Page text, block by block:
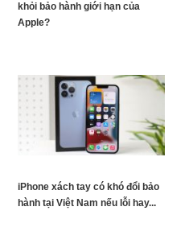
khỏi bảo hành giới hạn của
Apple?
iPhone xách tay có khó đổi bảo
hành tại Việt Nam nếu lỗi hay...